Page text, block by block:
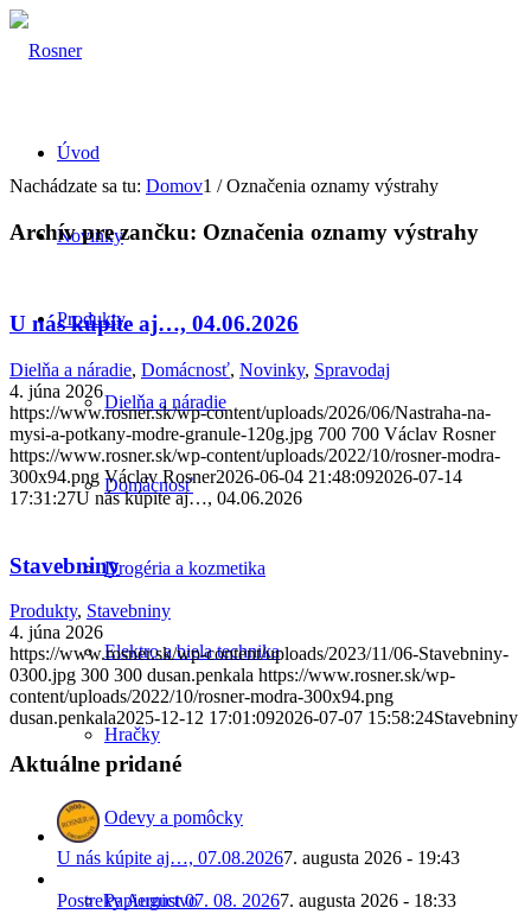
Úvod
Novinky
Produkty
Dielňa a náradie
Domácnosť
Drogéria a kozmetika
Elektro a biela technika
Hračky
Odevy a pomôcky
Papiernictvo
Nachádzate sa tu: Domov1 / Označenia oznamy výstrahy
Archív pre zančku: Označenia oznamy výstrahy
U nás kúpite aj…, 04.06.2026
Dielňa a náradie, Domácnosť, Novinky, Spravodaj
4. júna 2026
https://www.rosner.sk/wp-content/uploads/2026/06/Nastraha-na-
mysi-a-potkany-modre-granule-120g.jpg 700 700 Václav Rosner
https://www.rosner.sk/wp-content/uploads/2022/10/rosner-modra-
300x94.png Václav Rosner2026-06-04 21:48:092026-07-14
17:31:27U nás kúpite aj…, 04.06.2026
Stavebniny
Produkty, Stavebniny
4. júna 2026
https://www.rosner.sk/wp-content/uploads/2023/11/06-Stavebniny-
0300.jpg 300 300 dusan.penkala https://www.rosner.sk/wp-
content/uploads/2022/10/rosner-modra-300x94.png
dusan.penkala2025-12-12 17:01:092026-07-07 15:58:24Stavebniny
Aktuálne pridané
U nás kúpite aj…, 07.08.20267. augusta 2026 - 19:43
Postreky August 07. 08. 20267. augusta 2026 - 18:33